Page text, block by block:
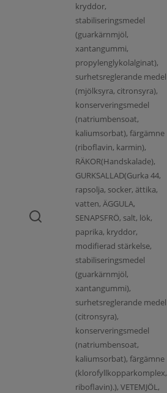
kryddor,
stabiliseringsmedel
(guarkärnmjöl,
xantangummi,
propylenglykolalginat),
surhetsreglerande medel
(mjölksyra, citronsyra),
konserveringsmedel
(natriumbensoat,
kaliumsorbat), färgämne
(riboflavin, karmin),
RÄKOR(Handskalade),
GURKSALLAD(Gurka 44,
rapsolja, socker, ättika,
vatten, ÄGGULA,
SENAPSFRÖ, salt, lök,
paprika, kryddor,
modifierad stärkelse,
stabiliseringsmedel
(guarkärnmjöl,
xantangummi),
surhetsreglerande medel
(citronsyra),
konserveringsmedel
(natriumbensoat,
kaliumsorbat), färgämne
(klorofyllkopparkomplex,
riboflavin).), VETEMJÖL,